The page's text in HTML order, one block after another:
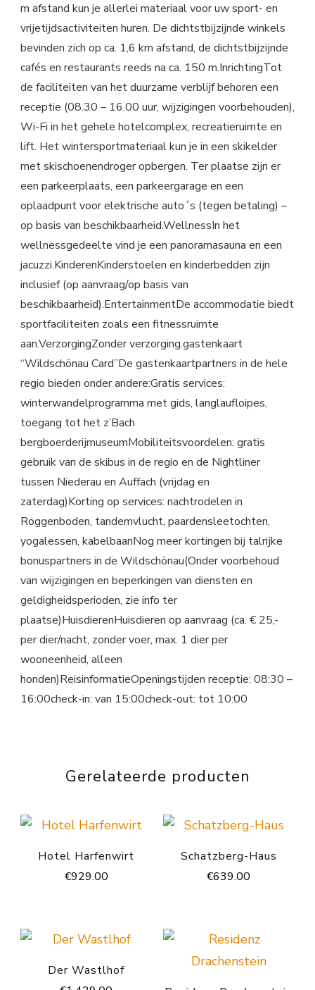
m afstand kun je allerlei materiaal voor uw sport- en
vrijetijdsactiviteiten huren. De dichtstbijzijnde winkels
bevinden zich op ca. 1,6 km afstand, de dichtstbijzijnde
cafés en restaurants reeds na ca. 150 m.InrichtingTot
de faciliteiten van het duurzame verblijf behoren een
receptie (08.30 – 16.00 uur, wijzigingen voorbehouden),
Wi-Fi in het gehele hotelcomplex, recreatieruimte en
lift. Het wintersportmateriaal kun je in een skikelder
met skischoenendroger opbergen. Ter plaatse zijn er
een parkeerplaats, een parkeergarage en een
oplaadpunt voor elektrische auto´s (tegen betaling) –
op basis van beschikbaarheid.WellnessIn het
wellnessgedeelte vind je een panoramasauna en een
jacuzzi.KinderenKinderstoelen en kinderbedden zijn
inclusief (op aanvraag/op basis van
beschikbaarheid).EntertainmentDe accommodatie biedt
sportfaciliteiten zoals een fitnessruimte
aan.VerzorgingZonder verzorging.gastenkaart
“Wildschönau Card”De gastenkaartpartners in de hele
regio bieden onder andere:Gratis services:
winterwandelprogramma met gids, langlaufloipes,
toegang tot het z’Bach
bergboerderijmuseumMobiliteitsvoordelen: gratis
gebruik van de skibus in de regio en de Nightliner
tussen Niederau en Auffach (vrijdag en
zaterdag)Korting op services: nachtrodelen in
Roggenboden, tandemvlucht, paardensleetochten,
yogalessen, kabelbaanNog meer kortingen bij talrijke
bonuspartners in de Wildschönau(Onder voorbehoud
van wijzigingen en beperkingen van diensten en
geldigheidsperioden, zie info ter
plaatse)HuisdierenHuisdieren op aanvraag (ca. € 25,-
per dier/nacht, zonder voer, max. 1 dier per
wooneenheid, alleen
honden)ReisinformatieOpeningstijden receptie: 08:30 –
16:00check-in: van 15:00check-out: tot 10:00
Gerelateerde producten
Hotel Harfenwirt
€929.00
Schatzberg-Haus
€639.00
Der Wastlhof